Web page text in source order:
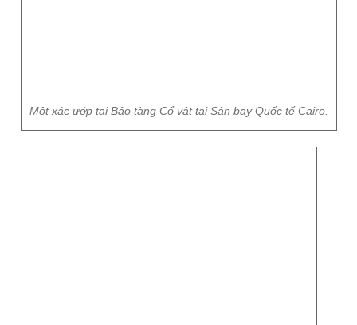
Một xác ướp tại Bảo tàng Cổ vật tại Sân bay Quốc tế Cairo.